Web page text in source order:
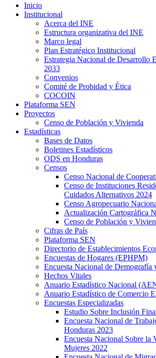
Inicio
Institucional
Acerca del INE
Estructura organizativa del INE
Marco legal
Plan Estratégico Institucional
Estrategia Nacional de Desarrollo
2033
Convenios
Comité de Probidad y Ética
COCOIN
Plataforma SEN
Proyectos
Censo de Población y Vivienda
Estadísticas
Bases de Datos
Boletines Estadísticos
ODS en Honduras
Censos
Censo Nacional de
Censo de Instituciones
Cuidados Alternativos 2024
Censo Agropecuario
Actualización Cartográfica
Censo de Población y
Cifras de País
Plataforma SEN
Directorio de Establecimientos
Encuestas de Hogares (EPHPM)
Encuesta Nacional de
Hechos Vitales
Anuario Estadístico Nacional
Anuario Estadístico de Comercio
Encuestas Especializadas
Estudio Sobre Inclusión
Encuesta Nacional de
Honduras 2023
Encuesta Nacional Sobre la
Mujeres 2022